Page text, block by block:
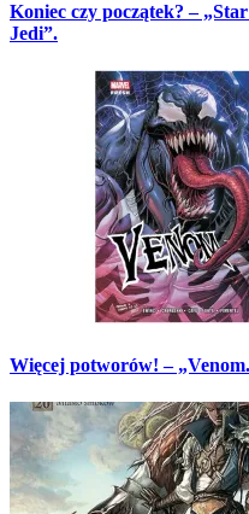
Koniec czy początek? –
Jedi”.
Więcej potworów! –